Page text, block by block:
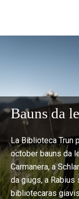
Bauns da
La Biblioteca Trun
october bauns da
Carmanera, a
da giugs, a
bibliotecaras